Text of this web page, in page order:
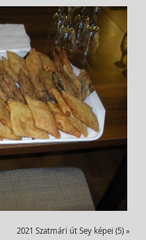
2021 Szatmári út Sey képei (5) »